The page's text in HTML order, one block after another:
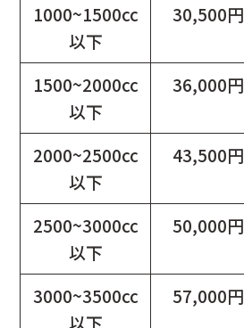
1000~1500cc
以下
30,500円
1500~2000cc
以下
36,000円
2000~2500cc
以下
43,500円
2500~3000cc
以下
50,000円
3000~3500cc
以下
57,000円